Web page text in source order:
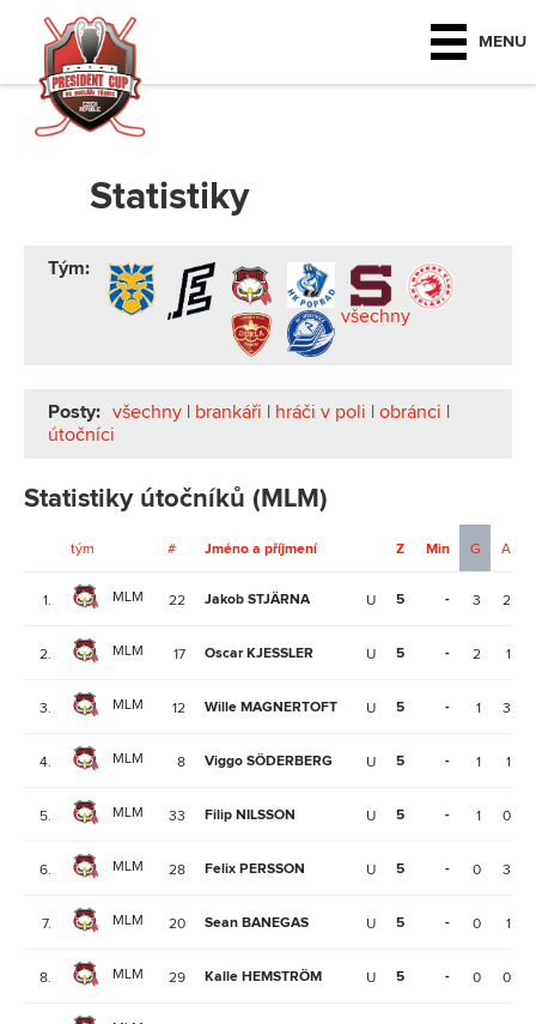
MENU
Statistiky
Tým:
všechny
Posty: všechny | brankáři | hráči v poli | obránci |
útočníci
Statistiky útočníků (MLM)
tým # Jméno a příjmení Z Min G A
1. MLM 22 Jakob STJÄRNA U 5 - 3 2
2. MLM 17 Oscar KJESSLER U 5 - 2 1
3. MLM 12 Wille MAGNERTOFT U 5 - 1 3
4. MLM 8 Viggo SÖDERBERG U 5 - 1 1
5. MLM 33 Filip NILSSON U 5 - 1 0
6. MLM 28 Felix PERSSON U 5 - 0 3
7. MLM 20 Sean BANEGAS U 5 - 0 1
8. MLM 29 Kalle HEMSTRÖM U 5 - 0 0